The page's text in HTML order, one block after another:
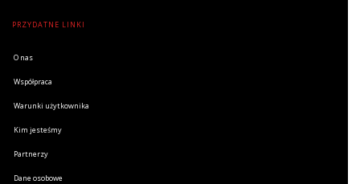
PRZYDATNE LINKI
O nas
Współpraca
Warunki użytkownika
Kim jesteśmy
Partnerzy
Dane osobowe